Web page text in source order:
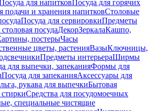
для напитковПосуда для горячих
подачи и хранения напитковСтоловые
Посуда для сервировкиПредметы
посудаДекорЗеркалаКашпо,
постерыЧасы
цветы, растенияВазыКлючницы,
Предметы интерьераШирмы
для выпечки, запеканияФормы для
Посуда для запеканияАксессуары для
рукава для выпечкиБытовая
Средства для посудомоечных
специальные чистящие